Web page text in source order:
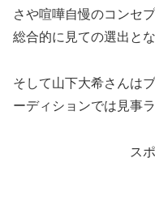
さや喧嘩自慢のコンセ
総合的に見ての選出とな
そして山下大希さんは
ーディションでは見事
ス